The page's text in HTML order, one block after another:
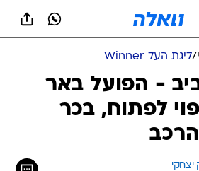
/ליגת העל Winner
- הפועל באר
לפתוח, בכר
יצחקי